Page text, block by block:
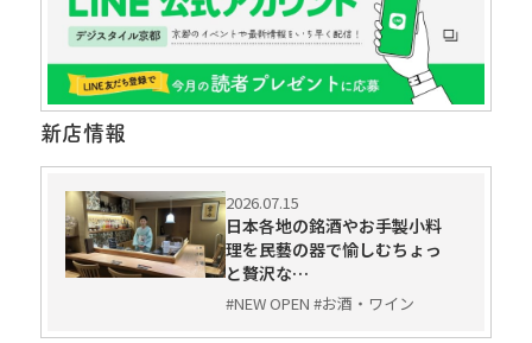
新店情報
2026.07.15
日本各地の銘酒やお手製小料
理を民藝の器で愉しむちょっ
と贅沢な…
#NEW OPEN #お酒・ワイン